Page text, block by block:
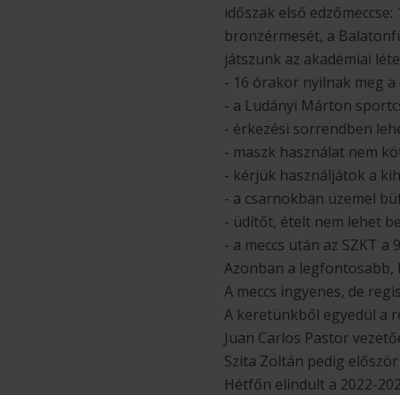
időszak első
bronzérmesét, a
játszunk az akadémiai
- 16 órakor nyilnak meg
- a Ludányi Márton
- érkezési sorrendben
- maszk használat nem
- kérjük használjátok a
- a csarnokban üzemel
- üdítőt, ételt nem lehet
- a meccs után az SZKT
Azonban a
A meccs ingyenes, de
A keretünkből egyedül a
Juan Carlos Pastor
Szita Zoltán pedig
Hétfőn elindult a 2022-